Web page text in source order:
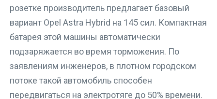
розетке производитель предлагает базовый
вариант Opel Astra Hybrid на 145 сил. Компактная
батарея этой машины автоматически
подзаряжается во время торможения. По
заявлениям инженеров, в плотном городском
потоке такой автомобиль способен
передвигаться на электротяге до 50% времени.